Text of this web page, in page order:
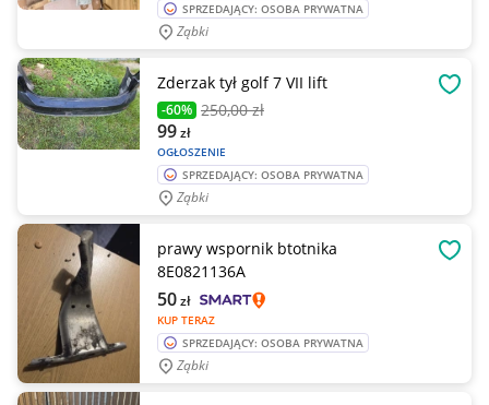
SPRZEDAJĄCY: OSOBA PRYWATNA
Ząbki
Zderzak tył golf 7 VII lift
-60% 250,00 zł
OGŁOSZENIE
99zł
SPRZEDAJĄCY: OSOBA PRYWATNA
Ząbki
prawy wspornik btotnika
8E0821136A
KUP TERAZ
50zł
SPRZEDAJĄCY: OSOBA PRYWATNA
Ząbki